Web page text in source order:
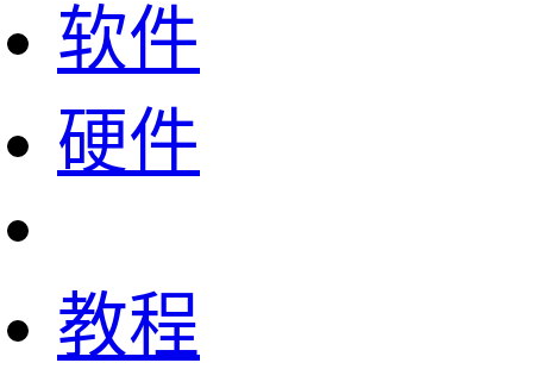
软件
硬件
教程